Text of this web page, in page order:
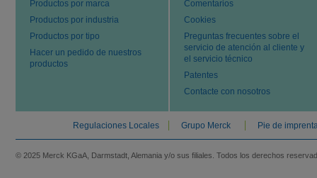
Productos por marca
Productos por industria
Productos por tipo
Hacer un pedido de nuestros
productos
Comentarios
Cookies
Preguntas frecuentes sobre el
servicio de atención al cliente y
el servicio técnico
Patentes
Contacte con nosotros
Regulaciones Locales Grupo Merck Pie de
© 2025 Merck KGaA, Darmstadt, Alemania y/o sus filiales. Todos los derechos